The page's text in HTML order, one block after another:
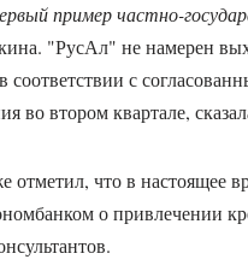
пример частно-
"РусАл" не намерен
соответствии с
во втором квартале,
отметил, что в настоящее
о привлечении